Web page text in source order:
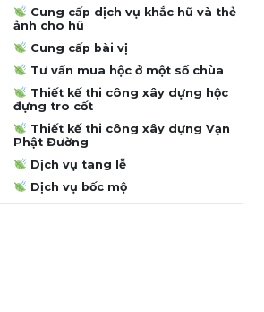
Cung cấp dịch vụ khắc hũ và thẻ
ảnh cho hũ
Cung cấp bài vị
Tư vấn mua hộc ở một số chùa
Thiết kế thi công xây dựng hộc
đựng tro cốt
Thiết kế thi công xây dựng Vạn
Phật Đường
Dịch vụ tang lễ
Dịch vụ bốc mộ